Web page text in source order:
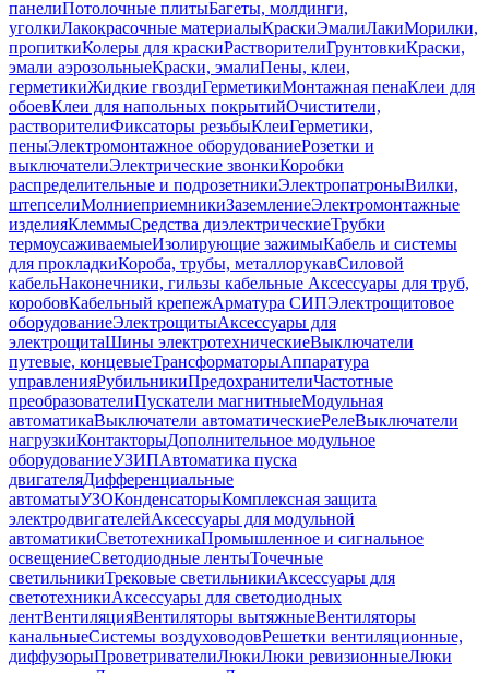
панелиПотолочные плитыБагеты, молдинги,
уголкиЛакокрасочные материалыКраскиЭмалиЛакиМорилки,
пропиткиКолеры для краскиРастворителиГрунтовкиКраски,
эмали аэрозольныеКраски, эмалиПены, клеи,
герметикиЖидкие гвоздиГерметикиМонтажная пенаКлеи для
обоевКлеи для напольных покрытийОчистители,
растворителиФиксаторы резьбыКлеиГерметики,
пеныЭлектромонтажное оборудованиеРозетки и
выключателиЭлектрические звонкиКоробки
распределительные и подрозетникиЭлектропатроныВилки,
штепселиМолниеприемникиЗаземлениеЭлектромонтажные
изделияКлеммыСредства диэлектрическиеТрубки
термоусаживаемыеИзолирующие зажимыКабель и системы
для прокладкиКороба, трубы, металлорукавСиловой
кабельНаконечники, гильзы кабельные Аксессуары для труб,
коробовКабельный крепежАрматура СИПЭлектрощитовое
оборудованиеЭлектрощитыАксессуары для
электрощитаШины электротехническиеВыключатели
путевые, концевыеТрансформаторыАппаратура
управленияРубильникиПредохранителиЧастотные
преобразователиПускатели магнитныеМодульная
автоматикаВыключатели автоматическиеРелеВыключатели
нагрузкиКонтакторыДополнительное модульное
оборудованиеУЗИПАвтоматика пуска
двигателяДифференциальные
автоматыУЗОКонденсаторыКомплексная защита
электродвигателейАксессуары для модульной
автоматикиСветотехникаПромышленное и сигнальное
освещениеСветодиодные лентыТочечные
светильникиТрековые светильникиАксессуары для
светотехникиАксессуары для светодиодных
лентВентиляцияВентиляторы вытяжныеВентиляторы
канальныеСистемы воздуховодовРешетки вентиляционные,
диффузорыПроветривателиЛюкиЛюки ревизионныеЛюки